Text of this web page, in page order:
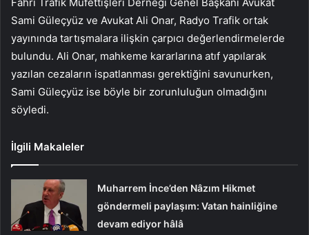
Sami Güleçyüz ve Avukat Ali Onar, Radyo Trafik ortak
yayınında tartışmalara ilişkin çarpıcı değerlendirmelerde
bulundu. Ali Onar, mahkeme kararlarına atıf yapılarak
yazılan cezaların ispatlanması gerektiğini savunurken,
Sami Güleçyüz ise böyle bir zorunluluğun olmadığını
söyledi.
İlgili Makaleler
Muharrem İnce’den Nâzım Hikmet
göndermeli paylaşım: Vatan hainliğine
devam ediyor hâlâ